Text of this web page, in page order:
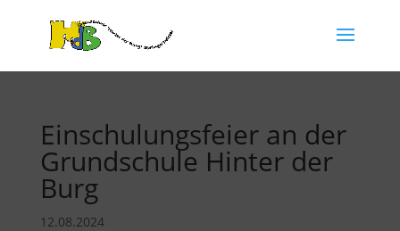
Einschulungsfeier an der
Grundschule Hinter der
Burg
12.08.2024